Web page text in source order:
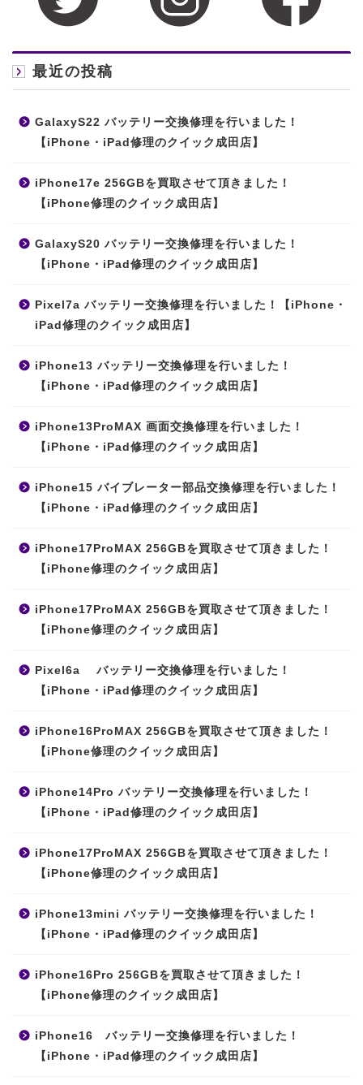
最近の投稿
GalaxyS22 バッテリー交換修理を行いました！
【iPhone・iPad修理のクイック成田店】
iPhone17e 256GBを買取させて頂きました！
【iPhone修理のクイック成田店】
GalaxyS20 バッテリー交換修理を行いました！
【iPhone・iPad修理のクイック成田店】
Pixel7a バッテリー交換修理を行いました！【iPhone・
iPad修理のクイック成田店】
iPhone13 バッテリー交換修理を行いました！
【iPhone・iPad修理のクイック成田店】
iPhone13ProMAX 画面交換修理を行いました！
【iPhone・iPad修理のクイック成田店】
iPhone15 バイブレーター部品交換修理を行いました！
【iPhone・iPad修理のクイック成田店】
iPhone17ProMAX 256GBを買取させて頂きました！
【iPhone修理のクイック成田店】
iPhone17ProMAX 256GBを買取させて頂きました！
【iPhone修理のクイック成田店】
Pixel6a バッテリー交換修理を行いました！
【iPhone・iPad修理のクイック成田店】
iPhone16ProMAX 256GBを買取させて頂きました！
【iPhone修理のクイック成田店】
iPhone14Pro バッテリー交換修理を行いました！
【iPhone・iPad修理のクイック成田店】
iPhone17ProMAX 256GBを買取させて頂きました！
【iPhone修理のクイック成田店】
iPhone13mini バッテリー交換修理を行いました！
【iPhone・iPad修理のクイック成田店】
iPhone16Pro 256GBを買取させて頂きました！
【iPhone修理のクイック成田店】
iPhone16 バッテリー交換修理を行いました！
【iPhone・iPad修理のクイック成田店】